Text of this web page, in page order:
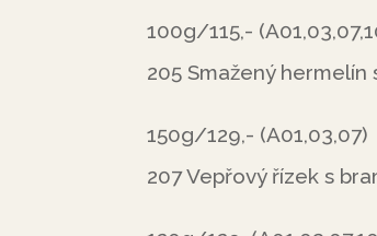
100g/115,-
205 Smažený
150g/129,- (A01,03,07)
207 Vepřový řízek s